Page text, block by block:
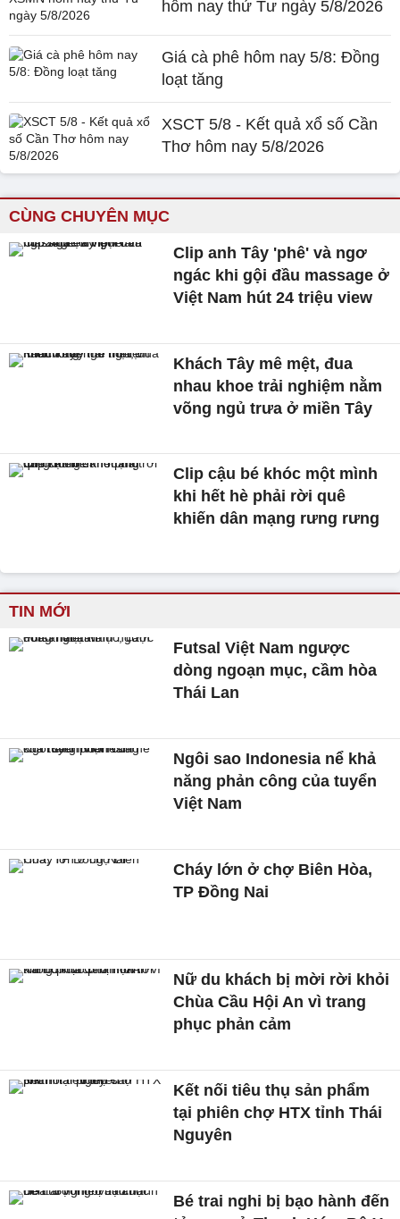
hôm nay thứ Tư ngày 5/8/2026
Giá cà phê hôm nay 5/8: Đồng
loạt tăng
XSCT 5/8 - Kết quả xổ số Cần
Thơ hôm nay 5/8/2026
CÙNG CHUYÊN MỤC
Clip anh Tây 'phê' và ngơ
ngác khi gội đầu massage ở
Việt Nam hút 24 triệu view
Khách Tây mê mệt, đua
nhau khoe trải nghiệm nằm
võng ngủ trưa ở miền Tây
Clip cậu bé khóc một mình
khi hết hè phải rời quê
khiến dân mạng rưng rưng
TIN MỚI
Futsal Việt Nam ngược
dòng ngoạn mục, cầm hòa
Thái Lan
Ngôi sao Indonesia nể khả
năng phản công của tuyển
Việt Nam
Cháy lớn ở chợ Biên Hòa,
TP Đồng Nai
Nữ du khách bị mời rời khỏi
Chùa Cầu Hội An vì trang
phục phản cảm
Kết nối tiêu thụ sản phẩm
tại phiên chợ HTX tỉnh Thái
Nguyên
Bé trai nghi bị bạo hành đến